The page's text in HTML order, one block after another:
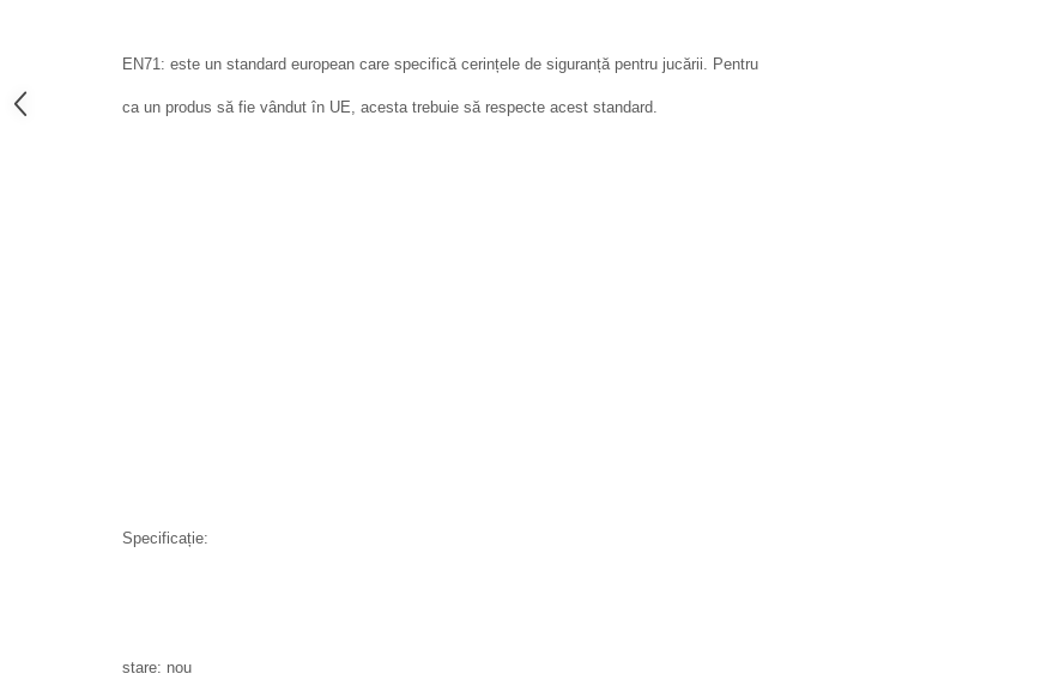
EN71: este un standard european care specifică cerințele de siguranță pentru jucării. Pentru
ca un produs să fie vândut în UE, acesta trebuie să respecte acest standard.
Specificație:
stare: nou